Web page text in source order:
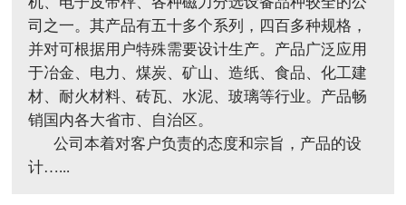
司之一。其产品有五十多个系列，四百多种规格，
并对可根据用户特殊需要设计生产。产品广泛应用
于冶金、电力、煤炭、矿山、造纸、食品、化工建
材、耐火材料、砖瓦、水泥、玻璃等行业。产品畅
销国内各大省市、自治区。
公司本着对客户负责的态度和宗旨，产品的设
计…...